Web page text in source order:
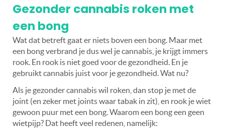
Gezonder cannabis roken met
een bong
Wat dat betreft gaat er niets boven een bong. Maar met
een bong verbrand je dus wel je cannabis, je krijgt immers
rook. En rook is niet goed voor de gezondheid. En je
gebruikt cannabis juist voor je gezondheid. Wat nu?
Als je gezonder cannabis wil roken, dan stop je met de
joint (en zeker met joints waar tabak in zit), en rook je wiet
gewoon puur met een bong. Waarom een bong een geen
wietpijp? Dat heeft veel redenen, namelijk: